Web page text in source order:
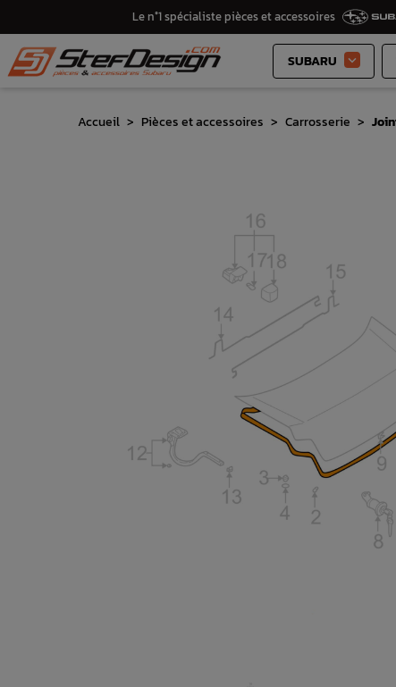
Le n°1 spécialiste pièces et accessoires
SUBARU 
Accueil Pièces et accessoires Carrosserie